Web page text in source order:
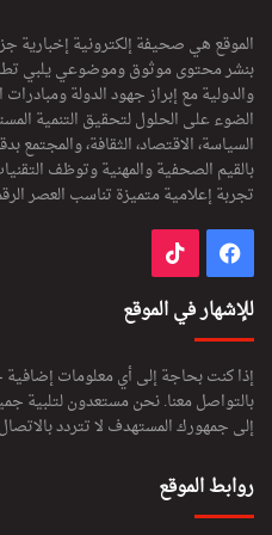
الموقع هي صحيفة إلكترونية إخبارية
بنشر محتوى موثوق وموضوعي يلبي
والدولية مع إبراز جهود الدولة
الضوء على الحلول لتحقيق التنمية
السياسة، الاقتصاد، الثقافة،
بالقيم الصحفية والمهنية وتوظف
تجربة إعلامية متميزة تناسب العصر
فيسبوك
للإشهار في الموقع
إذا كنت بحاجة إلى أي معلومات إضافية
بالتواصل معنا. نحن مستعدون لتلبية
إلى جمهورك المستهدف لا تتردد بالاتصال
روابط الموقع